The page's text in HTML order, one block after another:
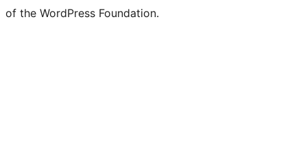
of the WordPress Foundation.